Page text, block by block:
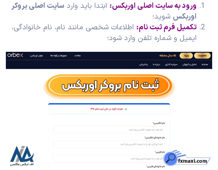
ورود به سایت اصلی اوربکس: ابتدا باید وارد سایت اصلی بروکر
اوربکس شوید؛
تکمیل فرم ثبت نام: اطلاعات شخصی مانند نام، نام خانوادگی،
ایمیل و شماره تلفن وارد شود؛